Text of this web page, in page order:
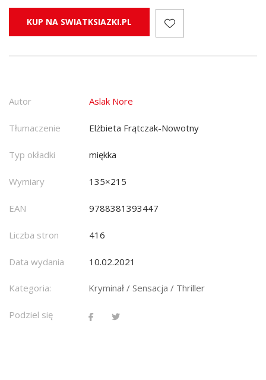
KUP NA SWIATKSIAZKI.PL
Autor Aslak Nore
Tłumaczenie Elżbieta Frątczak-Nowotny
Typ okładki miękka
Wymiary 135×215
EAN 9788381393447
Liczba stron 416
Data wydania 10.02.2021
Kategoria: Kryminał / Sensacja / Thriller
Podziel się